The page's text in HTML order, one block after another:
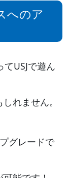
へのア
USJで遊ん
れません。
グレードで